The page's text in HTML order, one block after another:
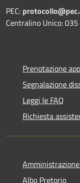
PEC:
Centralino Unico:
Prenotazione
Segnalazione
Leggi le FAQ
Richiesta
Albo Pretorio